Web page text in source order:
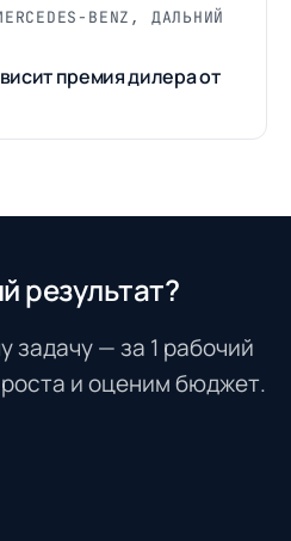
BENZ, ДАЛЬНИЙ
премия дилера от
результат?
задачу — за 1 рабочий
и оценим бюджет.